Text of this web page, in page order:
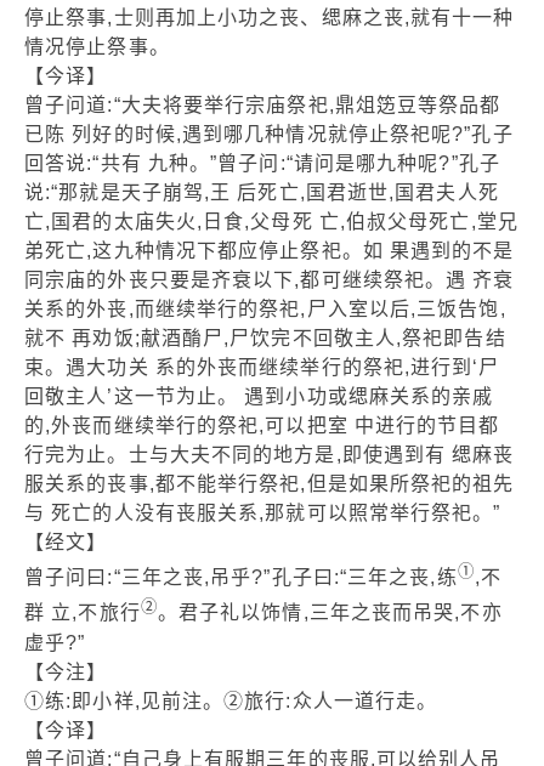
停止祭事,士则再加上小功之丧、缌麻之丧,就有十一种
情况停止祭事。
【今译】
曾子问道:“大夫将要举行宗庙祭祀,鼎俎笾豆等祭品都
已陈 列好的时候,遇到哪几种情况就停止祭祀呢?”孔子
回答说:“共有 九种。”曾子问:“请问是哪九种呢?”孔子
说:“那就是天子崩驾,王 后死亡,国君逝世,国君夫人死
亡,国君的太庙失火,日食,父母死 亡,伯叔父母死亡,堂兄
弟死亡,这九种情况下都应停止祭祀。如 果遇到的不是
同宗庙的外丧只要是齐衰以下,都可继续祭祀。遇 齐衰
关系的外丧,而继续举行的祭祀,尸入室以后,三饭告饱,
就不 再劝饭;献酒酳尸,尸饮完不回敬主人,祭祀即告结
束。遇大功关 系的外丧而继续举行的祭祀,进行到‘尸
回敬主人’这一节为止。 遇到小功或缌麻关系的亲戚
的,外丧而继续举行的祭祀,可以把室 中进行的节目都
行完为止。士与大夫不同的地方是,即使遇到有 缌麻丧
服关系的丧事,都不能举行祭祀,但是如果所祭祀的祖先
与 死亡的人没有丧服关系,那就可以照常举行祭祀。”
【经文】
曾子问曰:“三年之丧,吊乎?”孔子曰:“三年之丧,练①,不
群 立,不旅行②。君子礼以饰情,三年之丧而吊哭,不亦
虚乎?”
【今注】
①练:即小祥,见前注。②旅行:众人一道行走。
【今译】
曾子问道:“自己身上有服期三年的丧服,可以给别人吊